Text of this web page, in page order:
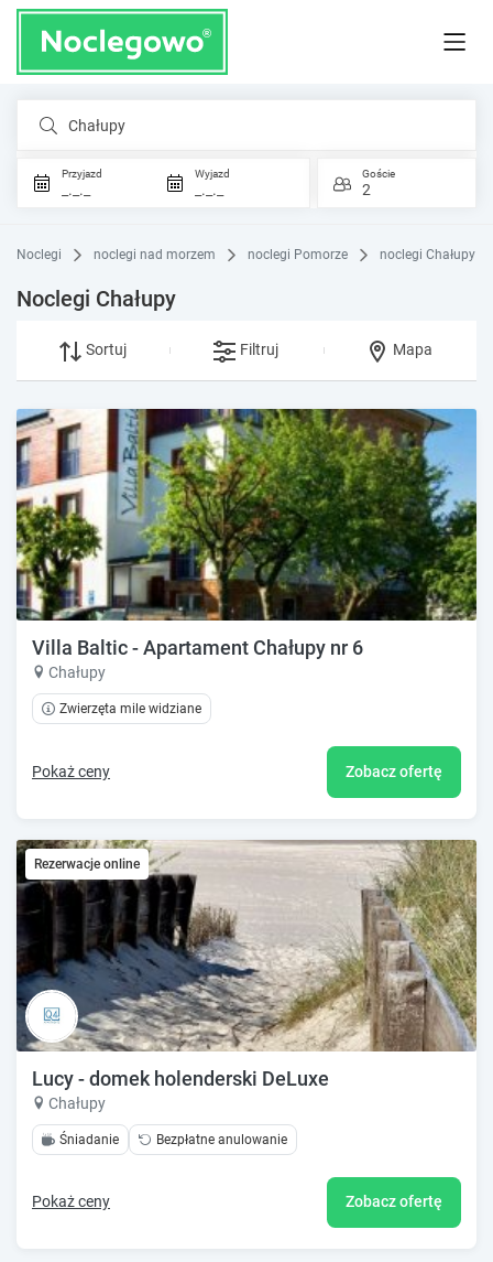
Chałupy
Przyjazd
_._._
Wyjazd
_._._
Goście
2
Noclegi noclegi nad morzem noclegi Pomorze noclegi Chałupy
Noclegi Chałupy
Sortuj Filtruj Mapa
Villa Baltic - Apartament Chałupy nr 6
Chałupy
Zwierzęta mile widziane
Pokaż ceny Zobacz ofertę
Rezerwacje online
Lucy - domek holenderski DeLuxe
Chałupy
Śniadanie Bezpłatne anulowanie
Pokaż ceny Zobacz ofertę